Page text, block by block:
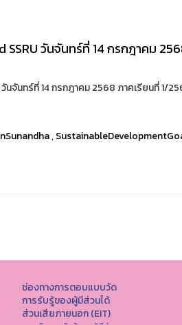
SSRU วันจันทร์ที่ 14 กรกฎาคม
นจันทร์ที่ 14 กรกฎาคม 2568 ภาคเรียนที่ 1/
,
ช่องทางการตอบแบบวัด
การรับรู้ของผู้มีส่วนได้
ส่วนเสียภายนอก (EIT)